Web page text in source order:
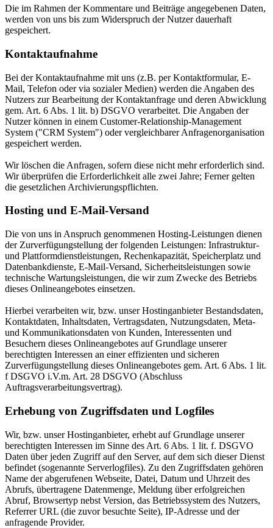
Die im Rahmen der Kommentare und Beiträge angegebenen Daten,
werden von uns bis zum Widerspruch der Nutzer dauerhaft
gespeichert.
Kontaktaufnahme
Bei der Kontaktaufnahme mit uns (z.B. per Kontaktformular, E-
Mail, Telefon oder via sozialer Medien) werden die Angaben des
Nutzers zur Bearbeitung der Kontaktanfrage und deren Abwicklung
gem. Art. 6 Abs. 1 lit. b) DSGVO verarbeitet. Die Angaben der
Nutzer können in einem Customer-Relationship-Management
System ("CRM System") oder vergleichbarer Anfragenorganisation
gespeichert werden.
Wir löschen die Anfragen, sofern diese nicht mehr erforderlich sind.
Wir überprüfen die Erforderlichkeit alle zwei Jahre; Ferner gelten
die gesetzlichen Archivierungspflichten.
Hosting und E-Mail-Versand
Die von uns in Anspruch genommenen Hosting-Leistungen dienen
der Zurverfügungstellung der folgenden Leistungen: Infrastruktur-
und Plattformdienstleistungen, Rechenkapazität, Speicherplatz und
Datenbankdienste, E-Mail-Versand, Sicherheitsleistungen sowie
technische Wartungsleistungen, die wir zum Zwecke des Betriebs
dieses Onlineangebotes einsetzen.
Hierbei verarbeiten wir, bzw. unser Hostinganbieter Bestandsdaten,
Kontaktdaten, Inhaltsdaten, Vertragsdaten, Nutzungsdaten, Meta-
und Kommunikationsdaten von Kunden, Interessenten und
Besuchern dieses Onlineangebotes auf Grundlage unserer
berechtigten Interessen an einer effizienten und sicheren
Zurverfügungstellung dieses Onlineangebotes gem. Art. 6 Abs. 1 lit.
f DSGVO i.V.m. Art. 28 DSGVO (Abschluss
Auftragsverarbeitungsvertrag).
Erhebung von Zugriffsdaten und Logfiles
Wir, bzw. unser Hostinganbieter, erhebt auf Grundlage unserer
berechtigten Interessen im Sinne des Art. 6 Abs. 1 lit. f. DSGVO
Daten über jeden Zugriff auf den Server, auf dem sich dieser Dienst
befindet (sogenannte Serverlogfiles). Zu den Zugriffsdaten gehören
Name der abgerufenen Webseite, Datei, Datum und Uhrzeit des
Abrufs, übertragene Datenmenge, Meldung über erfolgreichen
Abruf, Browsertyp nebst Version, das Betriebssystem des Nutzers,
Referrer URL (die zuvor besuchte Seite), IP-Adresse und der
anfragende Provider.